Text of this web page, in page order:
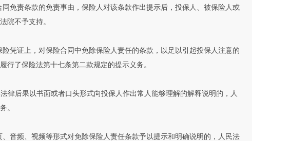
免责条款的免责事由，保险人对该条款作出提示后，投保人、被保险人或
院不予支持。
凭证上，对保险合同中免除保险人责任的条款，以足以引起投保人注意的
行了保险法第十七条第二款规定的提示义务。
律后果以书面或者口头形式向投保人作出常人能够理解的解释说明的，人
。
音频、视频等形式对免除保险人责任条款予以提示和明确说明的，人民法